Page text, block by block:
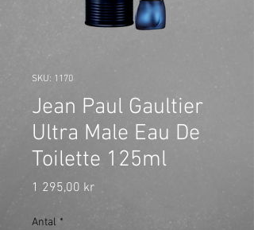
SKU: 1170
Jean Paul Gaultier
Ultra Male Eau De
Toilette 125ml
1 295,00 krPris
Antal *